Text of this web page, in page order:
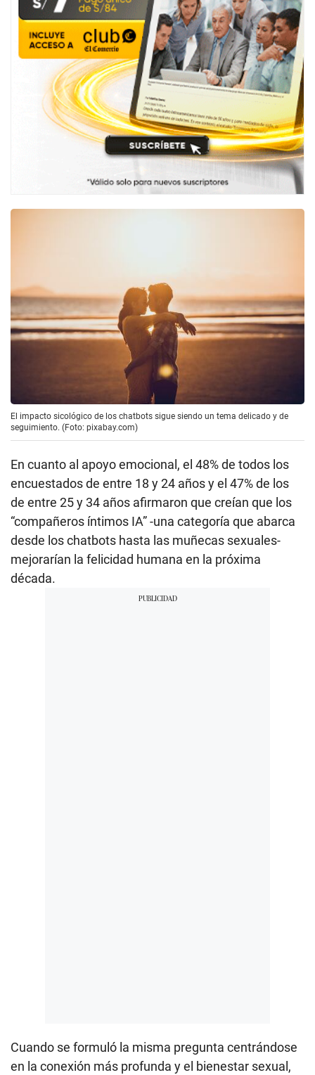
El impacto sicológico de los chatbots sigue siendo un tema delicado y de
seguimiento. (Foto: pixabay.com)
En cuanto al apoyo emocional, el 48% de todos los
encuestados de entre 18 y 24 años y el 47% de los
de entre 25 y 34 años afirmaron que creían que los
“compañeros íntimos IA” -una categoría que abarca
desde los chatbots hasta las muñecas sexuales-
mejorarían la felicidad humana en la próxima
década.
Cuando se formuló la misma pregunta centrándose
en la conexión más profunda y el bienestar sexual,